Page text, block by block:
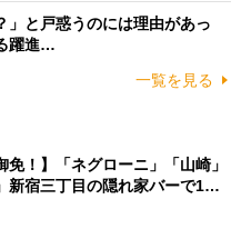
」と戸惑うのには理由があっ
躍進…
一覧を見る
免！】「ネグローニ」「山崎」
新宿三丁目の隠れ家バーで1…